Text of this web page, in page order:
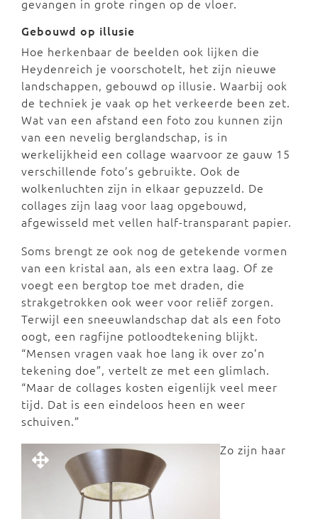
gevangen in grote ringen op de vloer.
Gebouwd op illusie
Hoe herkenbaar de beelden ook lijken die
Heydenreich je voorschotelt, het zijn nieuwe
landschappen, gebouwd op illusie. Waarbij ook
de techniek je vaak op het verkeerde been zet.
Wat van een afstand een foto zou kunnen zijn
van een nevelig berglandschap, is in
werkelijkheid een collage waarvoor ze gauw 15
verschillende foto’s gebruikte. Ook de
wolkenluchten zijn in elkaar gepuzzeld. De
collages zijn laag voor laag opgebouwd,
afgewisseld met vellen half-transparant papier.
Soms brengt ze ook nog de getekende vormen
van een kristal aan, als een extra laag. Of ze
voegt een bergtop toe met draden, die
strakgetrokken ook weer voor reliëf zorgen.
Terwijl een sneeuwlandschap dat als een foto
oogt, een ragfijne potloodtekening blijkt.
“Mensen vragen vaak hoe lang ik over zo’n
tekening doe”, vertelt ze met een glimlach.
“Maar de collages kosten eigenlijk veel meer
tijd. Dat is een eindeloos heen en weer
schuiven.”
Zo zijn haar